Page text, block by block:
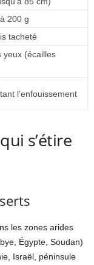
200 g
tacheté
yeux (écailles
l’enfouissement
s’étire
les zones arides
Égypte, Soudan)
Israël, péninsule